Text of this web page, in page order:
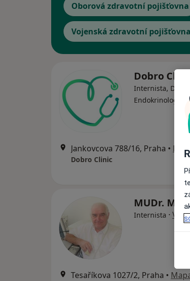
Oborová zdravotní pojišťovna
Vojenská zdravotní
Dobro Clinic
Internista,
Endokrinolog
Jankovcova 788/16, Praha • Mapa
Dobro Clinic
MUDr.
Internista · Více
Tesaříkova 1027/2, Praha •